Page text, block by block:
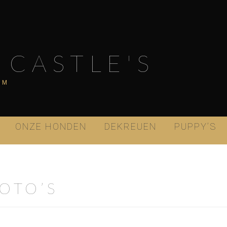
ONZE HONDEN DEKREUEN PUPPY’S